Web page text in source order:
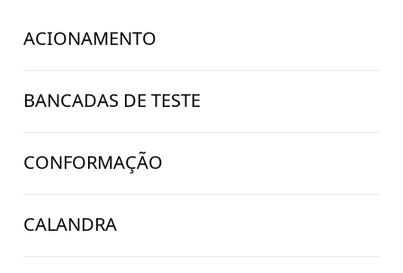
ACIONAMENTO
BANCADAS DE TESTE
CONFORMAÇÃO
CALANDRA